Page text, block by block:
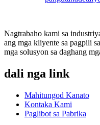
Nagtrabaho kami sa
ang mga kliyente sa pagpili
mga solusyon sa daghang
dali nga link
Mahitungod Kanato
Kontaka Kami
Paglibot sa Pabrika